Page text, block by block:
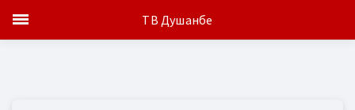
ТВ Душанбе